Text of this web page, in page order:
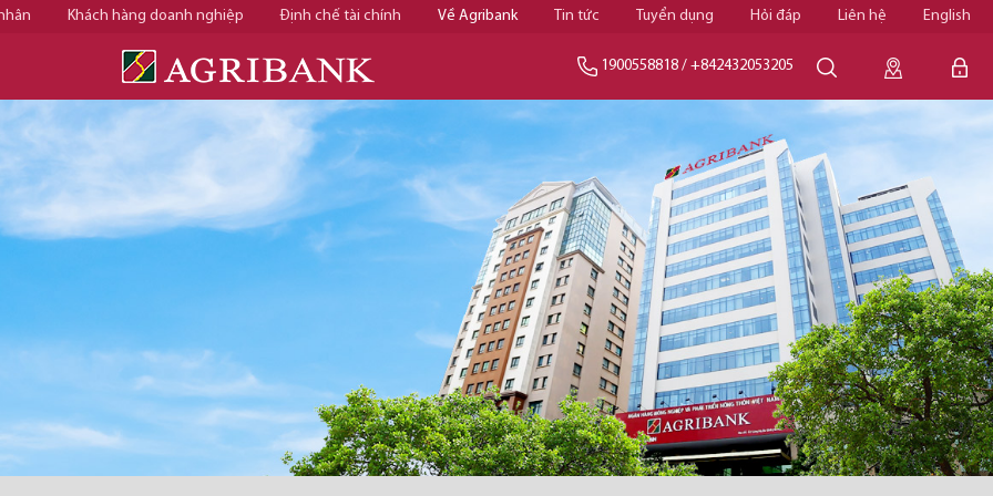
Khách hàng doanh nghiệp Định chế tài chính Về Agribank Tin tức Tuyển dụng Hỏi đáp Liên hệ English
1900558818 / +842432053205